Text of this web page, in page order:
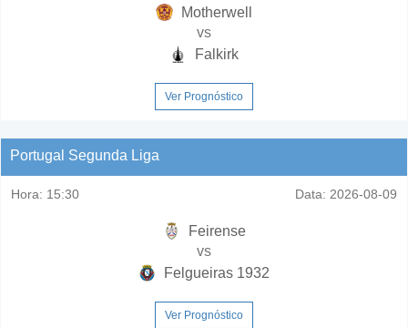
Motherwell
vs
Falkirk
Ver Prognóstico
Portugal Segunda Liga
Hora: 15:30 Data: 2026-08-09
Feirense
vs
Felgueiras 1932
Ver Prognóstico